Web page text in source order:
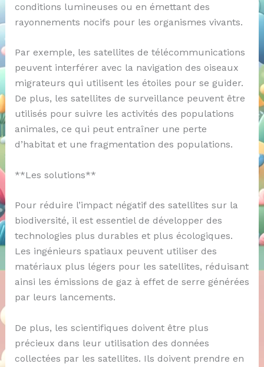
conditions lumineuses ou en émettant des
rayonnements nocifs pour les organismes vivants.
Par exemple, les satellites de télécommunications
peuvent interférer avec la navigation des oiseaux
migrateurs qui utilisent les étoiles pour se guider.
De plus, les satellites de surveillance peuvent être
utilisés pour suivre les activités des populations
animales, ce qui peut entraîner une perte
d’habitat et une fragmentation des populations.
**Les solutions**
Pour réduire l’impact négatif des satellites sur la
biodiversité, il est essentiel de développer des
technologies plus durables et plus écologiques.
Les ingénieurs spatiaux peuvent utiliser des
matériaux plus légers pour les satellites, réduisant
ainsi les émissions de gaz à effet de serre générées
par leurs lancements.
De plus, les scientifiques doivent être plus
précieux dans leur utilisation des données
collectées par les satellites. Ils doivent prendre en